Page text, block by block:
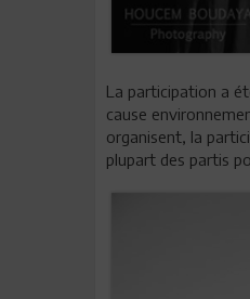
La participation a
cause
organisent, la
plupart des partis